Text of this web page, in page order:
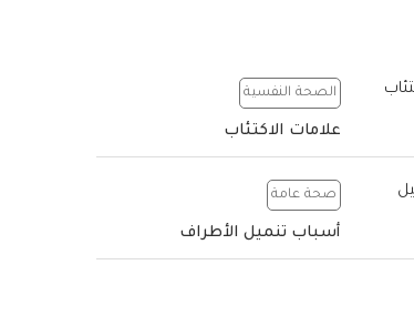
الصحة النفسية
علامات الاكتئاب
صحة عامة
أسباب تنميل الأطراف